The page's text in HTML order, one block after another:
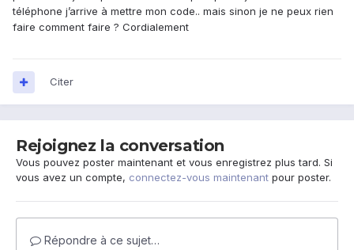
je suis allée dans Réglages --> Applications --> Toutes -->
Accueil Xperia --> Supprimer les données. Puis, j'ai relancé
téléphone j’arrive à mettre mon code.. mais sinon je ne peux rien
faire comment faire ? Cordialement
Citer
Rejoignez la conversation
Vous pouvez poster maintenant et vous enregistrez plus tard. Si
vous avez un compte, connectez-vous maintenant pour poster.
Répondre à ce sujet…